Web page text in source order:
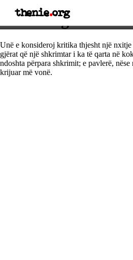
thenie.org
Thënie nga Ezra
Unë e konsideroj kritika thjesht një nxitje
gjërat që një shkrimtar i ka të qarta në
ndoshta përpara shkrimit; e pavlerë,
krijuar më vonë.